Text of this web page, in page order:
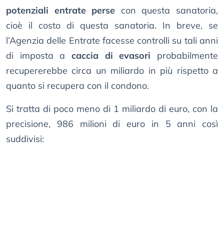
potenziali entrate perse con questa sanatoria,
cioè il costo di questa sanatoria. In breve, se
l’Agenzia delle Entrate facesse controlli su tali anni
di imposta a caccia di evasori probabilmente
recupererebbe circa un miliardo in più rispetto a
quanto si recupera con il condono.
Si tratta di poco meno di 1 miliardo di euro, con la
precisione, 986 milioni di euro in 5 anni così
suddivisi: